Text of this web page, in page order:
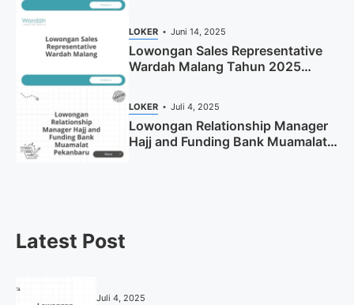
LOKER Juni 14, 2025
Lowongan Sales Representative
Wardah Malang Tahun 2025
LOKER Juli 4, 2025
Lowongan Relationship Manager
Hajj and Funding Bank Muamalat
Latest Post
Juli 4, 2025